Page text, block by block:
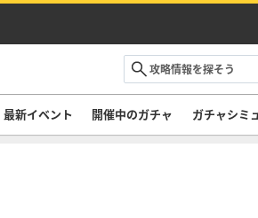
最新イベント 開催中のガチャ ガチャシミ